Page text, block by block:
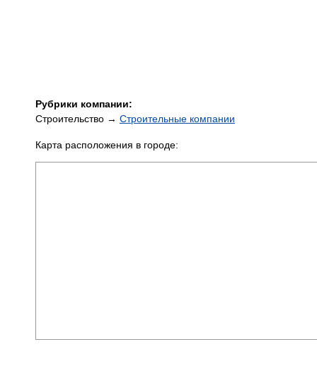
Рубрики компании:
Строительство → Строительные компании
Карта расположения в городе: